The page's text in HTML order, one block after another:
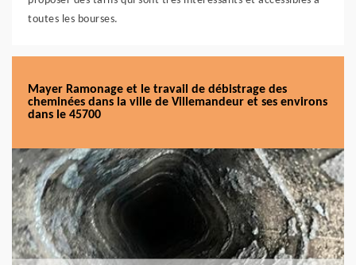
toutes les bourses.
Mayer Ramonage et le travail de débistrage des
cheminées dans la ville de Villemandeur et ses environs
dans le 45700